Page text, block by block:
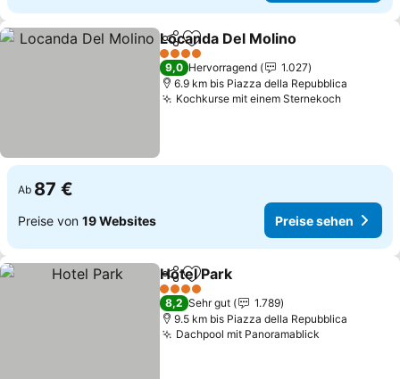
TeilenZu Favoriten hinzufügen
Locanda Del Molino
4 Sterne
9,0 Hervorragend
1.027
6.9 km bis Piazza della Repubblica
Kochkurse mit einem SternekochPreise
Ab 87 €
Preise von 19 Websites Preise sehen
TeilenZu Favoriten hinzufügen
Hotel Park
4 Sterne
8,2 Sehr gut
1.789
9.5 km bis Piazza della Repubblica
Dachpool mit Panoramablick